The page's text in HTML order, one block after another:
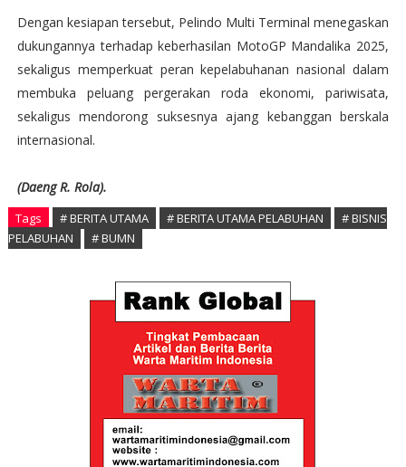
Dengan kesiapan tersebut, Pelindo Multi Terminal menegaskan
dukungannya terhadap keberhasilan MotoGP Mandalika 2025,
sekaligus memperkuat peran kepelabuhanan nasional dalam
membuka peluang pergerakan roda ekonomi, pariwisata,
sekaligus mendorong suksesnya ajang kebanggan berskala
internasional.
(Daeng R. Rola).
Tags # BERITA UTAMA # BERITA UTAMA PELABUHAN
# BISNIS
PELABUHAN
# BUMN